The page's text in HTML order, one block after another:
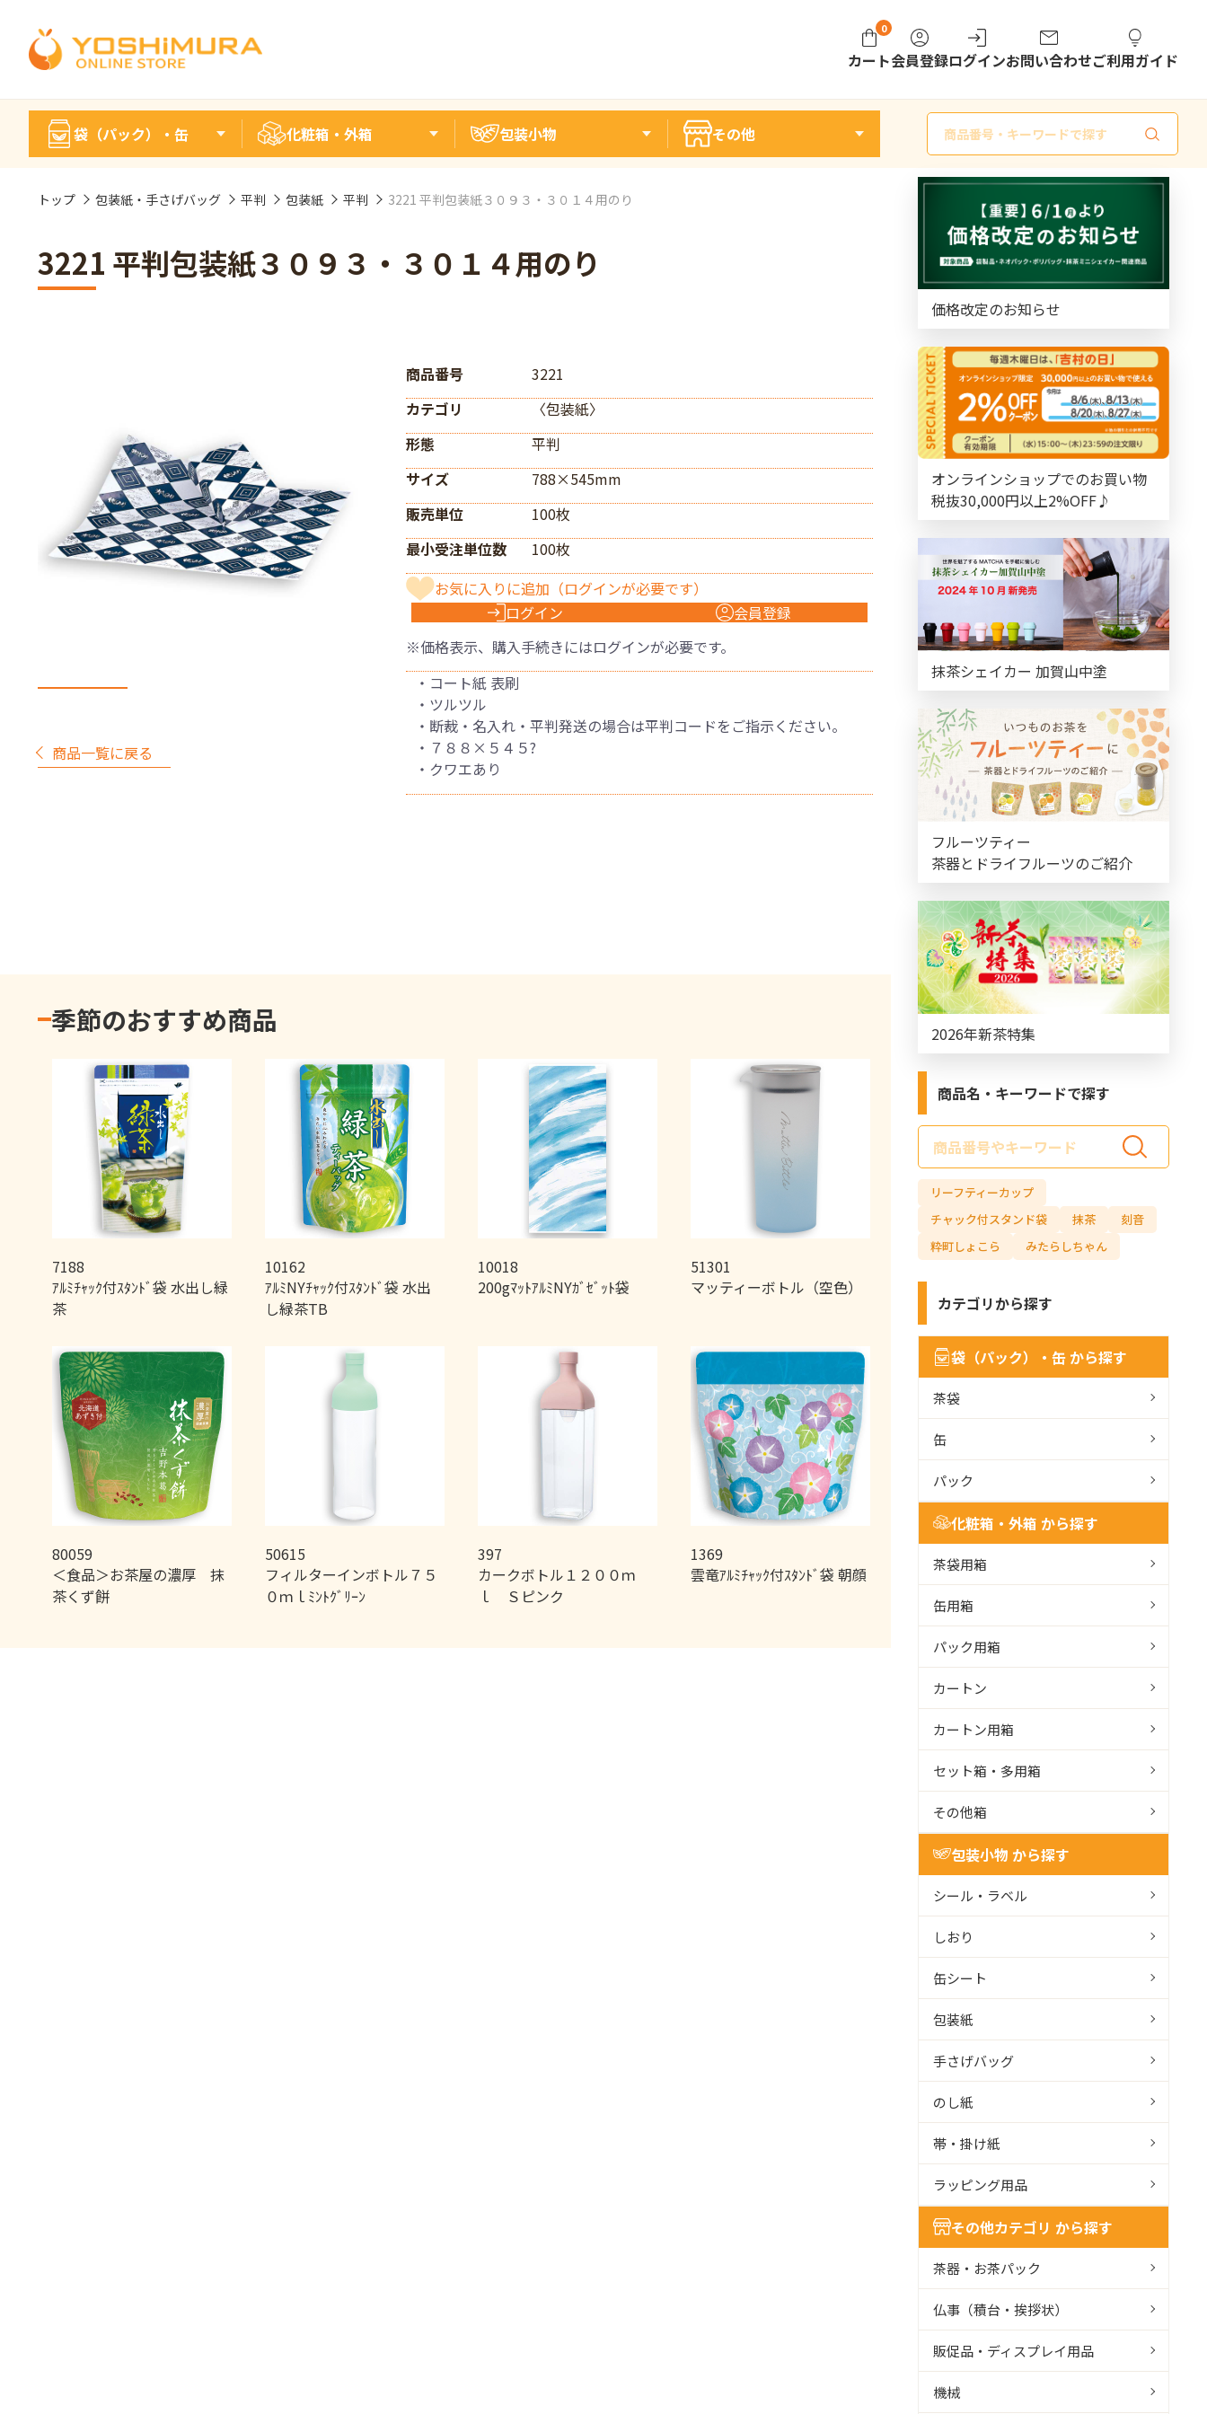
0
カート会員登録ログインお問い合わせご利用ガイド
袋（パック）・缶 化粧箱・外箱 包装小物 その他
品
索
トップ 包装紙・手さげバッグ 平判 包装紙 平判 3221 平判包装紙３０９３・３０１４用のり
3221 平判包装紙３０９３・３０１４用のり
商品一覧に戻る
商品番号
3221
カテゴリ
〈包装紙〉
形態
平判
サイズ
788×545mm
販売単位
100枚
最小受注単位数
100枚
お気に入りに追加 （ログインが必要です）
ログイン
会員登録
※価格表示、購入手続きにはログインが必要です。
・コート紙 表刷
・ツルツル
・断裁・名入れ・平判発送の場合は平判コードをご指示ください。
・７８８×５４５?
・クワエあり
季節のおすすめ商品
7188
ｱﾙﾐﾁｬｯｸ付ｽﾀﾝﾄﾞ袋 水出し緑
茶
10162
ｱﾙﾐNYﾁｬｯｸ付ｽﾀﾝﾄﾞ袋 水出
し緑茶TB
10018
200gﾏｯﾄｱﾙﾐNYｶﾞｾﾞｯﾄ袋
51301
マッティーボトル（空色）
80059
＜食品＞お茶屋の濃厚 抹
茶くず餅
50615
フィルターインボトル７５
０ｍｌﾐﾝﾄｸﾞﾘｰﾝ
397
カークボトル１２００ｍ
ｌ Ｓピンク
1369
雲竜ｱﾙﾐﾁｬｯｸ付ｽﾀﾝﾄﾞ袋 朝顔
価格改定のお知らせ
オンラインショップでのお買い物
税抜30,000円以上2%OFF♪
抹茶シェイカー 加賀山中塗
フルーツティー
茶器とドライフルーツのご紹介
2026年新茶特集
商品名・キーワードで探す
イ
ナ
索
リーフティーカップ
チャック付スタンド袋
抹茶
刻音
粋町しょこら
みたらしちゃん
カテゴリから探す
袋（パック）・缶 から探す
茶袋
缶
パック
化粧箱・外箱 から探す
茶袋用箱
缶用箱
パック用箱
カートン
カートン用箱
セット箱・多用箱
その他箱
包装小物 から探す
シール・ラベル
しおり
缶シート
包装紙
手さげバッグ
のし紙
帯・掛け紙
ラッピング用品
その他カテゴリ から探す
茶器・お茶パック
仏事（積台・挨拶状）
販促品・ディスプレイ用品
機械